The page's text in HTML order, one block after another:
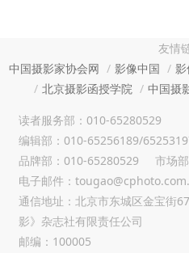
友情
中国摄影家协会网
影像中国
北京摄影函授学院
中国摄
读者服务部：010-65280529
编辑部：010-65256189/
品牌部：010-65280529
市场
电子邮件：
通信地址：北京市东城区金宝街
影》杂志社有限责任公司
邮编：100005